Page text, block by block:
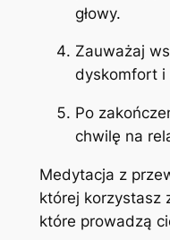
głowy.
Zauważaj
dyskomfort i
Po
chwilę na
Medytacja z
której korzystasz
które prowadzą